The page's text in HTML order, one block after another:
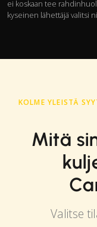
ei koskaan tee
kyseinen lähettäjä valitsi
KOLME YLEISTÄ
Mitä
Valitse